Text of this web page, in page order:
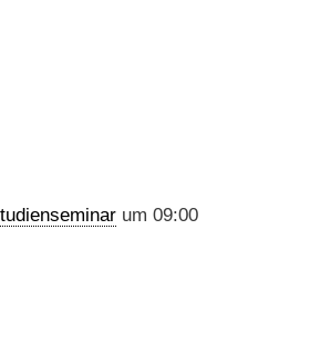
um 09:00